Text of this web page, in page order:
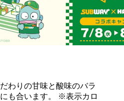
わりの甘味と酸味のバラ
も合います。 ※表示カロ